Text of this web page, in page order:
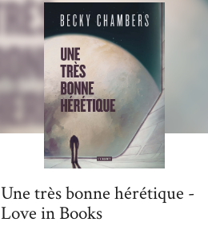
Une très bonne hérétique -
Love in Books